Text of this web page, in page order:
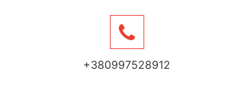
+380997528912